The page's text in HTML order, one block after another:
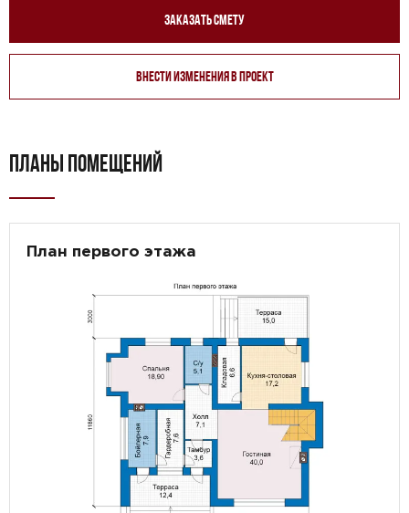
Заказать смету
Внести изменения в проект
ПЛАНЫ ПОМЕЩЕНИЙ
План первого этажа